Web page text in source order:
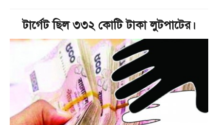
টার্গেট ছিল ৩৩২ কোটি টাকা লুটপাটের।